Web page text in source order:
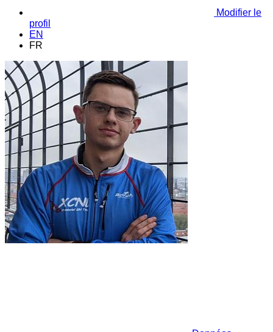
Modifier le
profil
EN
FR